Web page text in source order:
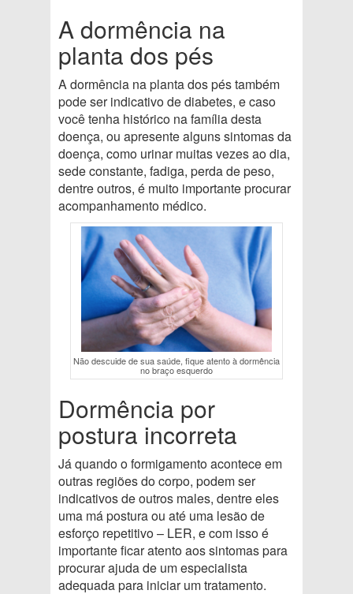
A dormência na
planta dos pés
A dormência na planta dos pés também
pode ser indicativo de diabetes, e caso
você tenha histórico na família desta
doença, ou apresente alguns sintomas da
doença, como urinar muitas vezes ao dia,
sede constante, fadiga, perda de peso,
dentre outros, é muito importante procurar
acompanhamento médico.
Não descuide de sua saúde, fique atento à dormência
no braço esquerdo
Dormência por
postura incorreta
Já quando o formigamento acontece em
outras regiões do corpo, podem ser
indicativos de outros males, dentre eles
uma má postura ou até uma lesão de
esforço repetitivo – LER, e com isso é
importante ficar atento aos sintomas para
procurar ajuda de um especialista
adequada para iniciar um tratamento.